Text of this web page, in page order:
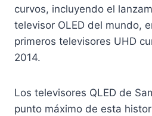
curvos, incluyendo el
televisor OLED del mundo,
primeros televisores UHD
2014.
Los televisores QLED de
punto máximo de esta